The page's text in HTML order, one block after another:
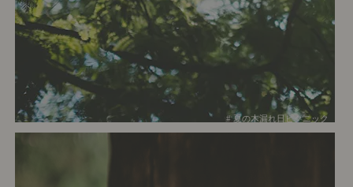
# 夏の木漏れ日ピクニック